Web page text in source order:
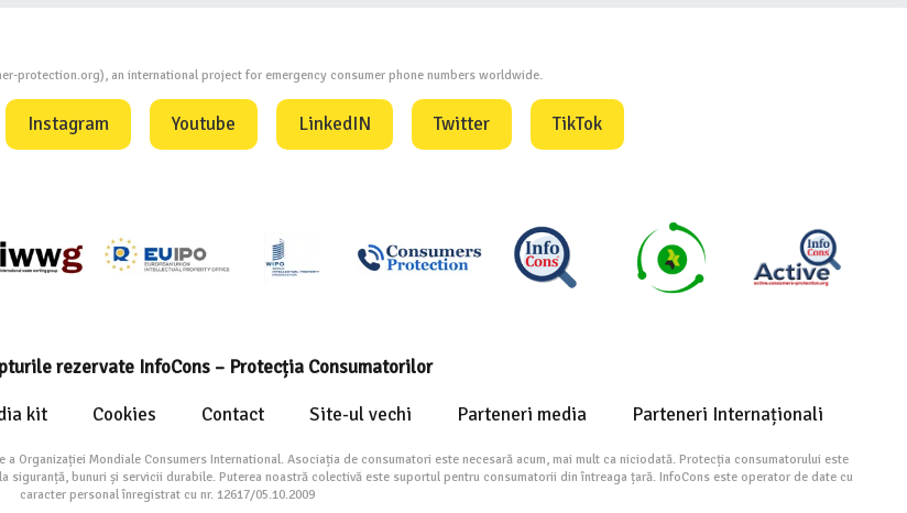
protection.org), an international project for emergency consumer phone numbers worldwide.
Instagram Youtube LinkedIN Twitter TikTok
rezervate InfoCons – Protecția Consumatorilor
kit Cookies Contact Site-ul vechi Parteneri media Parteneri Internaționali
Organizației Mondiale Consumers International. Asociația de consumatori este necesară acum, mai mult ca niciodată. Protecția consumatorului este
siguranță, bunuri și servicii durabile. Puterea noastră colectivă este suportul pentru consumatorii din întreaga țară. InfoCons este operator de date cu
caracter personal înregistrat cu nr. 12617/05.10.2009